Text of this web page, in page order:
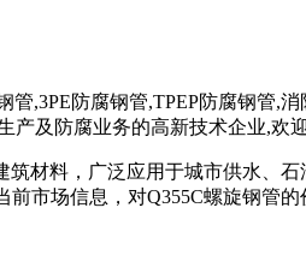
管,3PE防腐钢管,TPEP防腐钢
及防腐业务的高新技术企业,欢
筑材料，广泛应用于城市供水、
市场信息，对Q355C螺旋钢管的